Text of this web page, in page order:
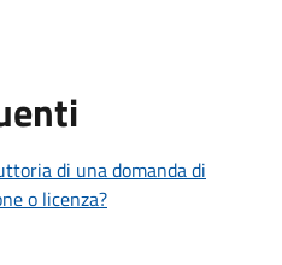
di una domanda di
o licenza?